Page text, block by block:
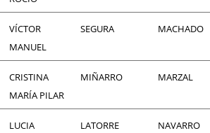
VÍCTOR
MANUEL
SEGURA MACHADO
CRISTINA
MARÍA PILAR
MIÑARRO MARZAL
LUCIA LATORRE NAVARRO